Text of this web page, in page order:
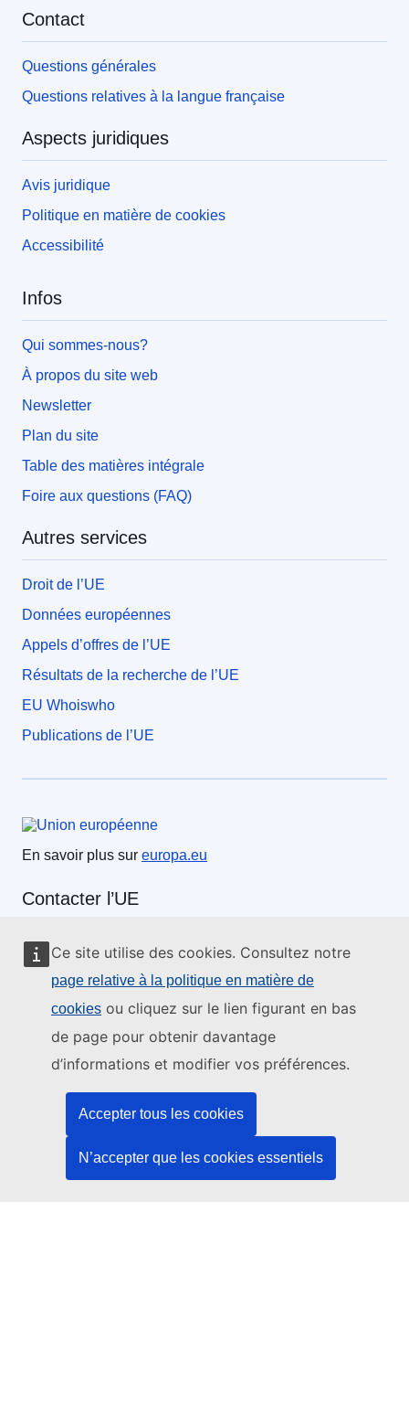
Ce site utilise des cookies. Consultez notre
page relative à la politique en matière de
cookies ou cliquez sur le lien figurant en bas
de page pour obtenir davantage
d’informations et modifier vos préférences.
Accepter tous les cookies
N’accepter que les cookies essentiels
Contact
Questions générales
Questions relatives à la langue française
Aspects juridiques
Avis juridique
Politique en matière de cookies
Accessibilité
Infos
Qui sommes-nous?
À propos du site web
Newsletter
Plan du site
Table des matières intégrale
Foire aux questions (FAQ)
Autres services
Droit de l’UE
Données européennes
Appels d’offres de l’UE
Résultats de la recherche de l’UE
EU Whoiswho
Publications de l’UE
En savoir plus sur europa.eu
Contacter l’UE
Appelez-nous au 00 800 6 7 8 9 10 11
Utilisez d’autres options téléphoniques
Écrivez-nous au moyen de notre formulaire de contact
Rencontrez-nous dans un des centres de l’UE
Réseaux sociaux
Trouver l’UE sur les réseaux sociaux
Institutions et organes de l’UE